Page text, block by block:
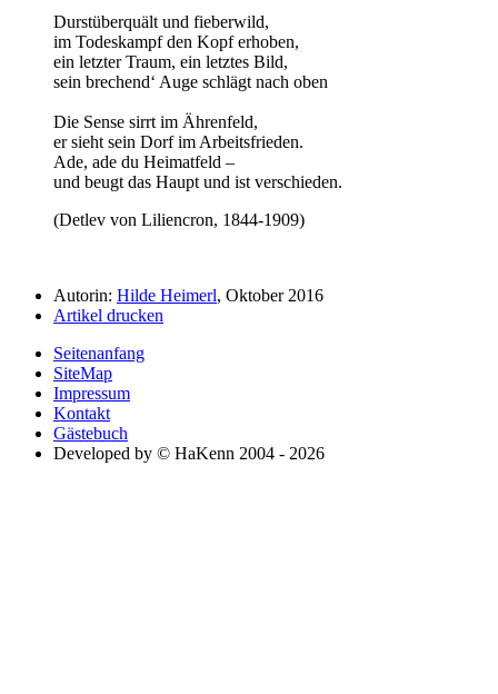
Durstüberquält und fieberwild,
im Todeskampf den Kopf erhoben,
ein letzter Traum, ein letztes Bild,
sein brechend‘ Auge schlägt nach oben
Die Sense sirrt im Ährenfeld,
er sieht sein Dorf im Arbeitsfrieden.
Ade, ade du Heimatfeld –
und beugt das Haupt und ist verschieden.
(Detlev von Liliencron, 1844-1909)
Autorin: Hilde Heimerl, Oktober 2016
Artikel drucken
Seitenanfang
SiteMap
Impressum
Kontakt
Gästebuch
Developed by © HaKenn 2004 - 2026